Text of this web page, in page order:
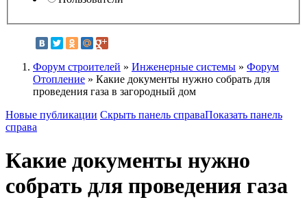
Форум строителей » Инженерные системы » Форум
Отопление » Какие документы нужно собрать для
проведения газа в загородный дом
Новые публикации Скрыть панель справаПоказать панель
справа
Какие документы нужно
собрать для проведения газа